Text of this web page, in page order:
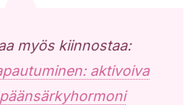
myös kiinnostaa:
aktivoiva